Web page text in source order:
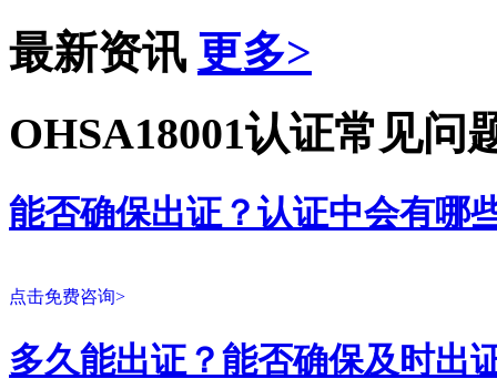
最新资讯 更多>
OHSA18001认证常见问
能否确保出证？认证中会有哪
点击免费咨询>
多久能出证？能否确保及时出